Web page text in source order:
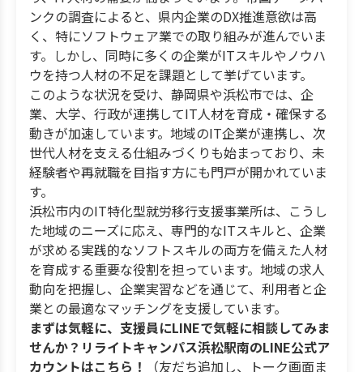
ンクの調査によると、県内企業のDX推進意欲は高
く、特にソフトウェア業での取り組みが進んでいま
す。しかし、同時に多くの企業がITスキルやノウハ
ウを持つ人材の不足を課題として挙げています。
このような状況を受け、静岡県や浜松市では、企
業、大学、行政が連携してIT人材を育成・確保する
動きが加速しています。地域のIT企業が連携し、次
世代人材を支える仕組みづくりも始まっており、未
経験者や再就職を目指す方にも門戸が開かれていま
す。
浜松市内のIT特化型就労移行支援事業所は、こうし
た地域のニーズに応え、専門的なITスキルと、企業
が求める実践的なソフトスキルの両方を備えた人材
を育成する重要な役割を担っています。地域の求人
動向を把握し、企業実習などを通じて、利用者と企
業との最適なマッチングを支援しています。
まずは気軽に、支援員にLINEで気軽に相談してみま
せんか？リライトキャンパス浜松駅南のLINE公式ア
カウントはこちら！
（友だち追加し、トーク画面ま